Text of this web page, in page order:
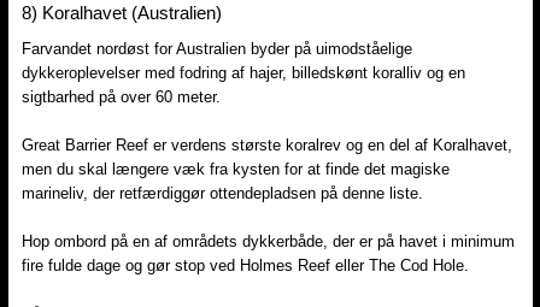
8) ​Koralhavet (Australien)
Farvandet nordøst for Australien byder på uimodståelige
dykkeroplevelser med fodring af hajer, billedskønt koralliv og en
sigtbarhed på over 60 meter.
Great Barrier Reef er verdens største koralrev og en del af Koralhavet,
men du skal længere væk fra kysten for at finde det magiske
marineliv, der retfærdiggør ottendepladsen på denne liste.
Hop ombord på en af områdets dykkerbåde, der er på havet i minimum
fire fulde dage og gør stop ved Holmes Reef eller The Cod Hole.